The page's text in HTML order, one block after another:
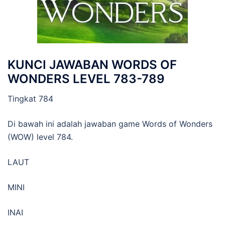
KUNCI JAWABAN WORDS OF
WONDERS LEVEL 783-789
Tingkat 784
Di bawah ini adalah jawaban game Words of Wonders
(WOW) level 784.
LAUT
MINI
INAI